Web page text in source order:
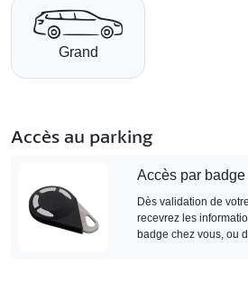
Grand
Accès au parking
Accès par badge
Dès validation de
recevrez les
badge chez vous, ou